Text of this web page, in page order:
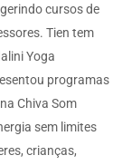
cursos de
Tien tem
Yoga
programas
Chiva Som
sem limites
crianças,